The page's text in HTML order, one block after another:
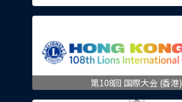
第108回 国際大会 (香港)